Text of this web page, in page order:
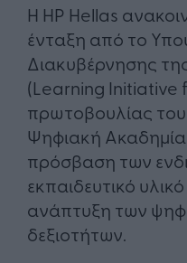
Η HP Hellas
ένταξη από το
Διακυβέρνησης
(Learning Initiative
πρωτοβουλίας
Ψηφιακή
πρόσβαση των
εκπαιδευτικό
ανάπτυξη των
δεξιοτήτων.